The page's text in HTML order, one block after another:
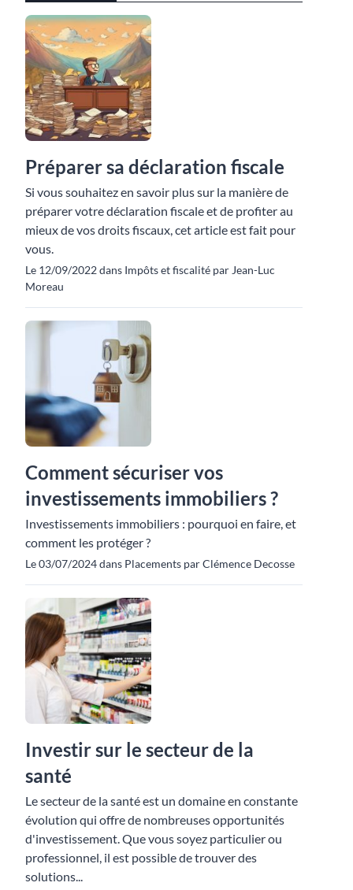
Préparer sa déclaration fiscale
Si vous souhaitez en savoir plus sur la manière de
préparer votre déclaration fiscale et de profiter au
mieux de vos droits fiscaux, cet article est fait pour
vous.
Le 12/09/2022 dans Impôts et fiscalité par Jean-Luc
Moreau
Comment sécuriser vos
investissements immobiliers ?
Investissements immobiliers : pourquoi en faire, et
comment les protéger ?
Le 03/07/2024 dans Placements par Clémence Decosse
Investir sur le secteur de la
santé
Le secteur de la santé est un domaine en constante
évolution qui offre de nombreuses opportunités
d'investissement. Que vous soyez particulier ou
professionnel, il est possible de trouver des
solutions...